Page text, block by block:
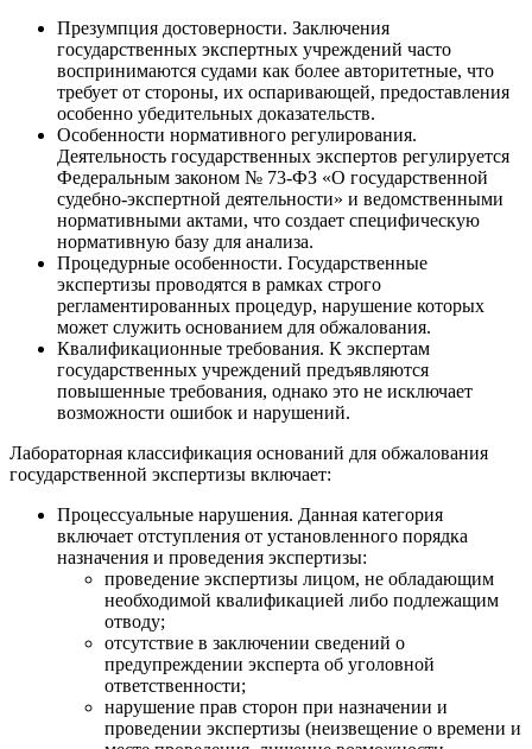
Презумпция достоверности. Заключения
государственных экспертных учреждений часто
воспринимаются судами как более авторитетные, что
требует от стороны, их оспаривающей, предоставления
особенно убедительных доказательств.
Особенности нормативного регулирования.
Деятельность государственных экспертов регулируется
Федеральным законом № 73-ФЗ «О государственной
судебно-экспертной деятельности» и ведомственными
нормативными актами, что создает специфическую
нормативную базу для анализа.
Процедурные особенности. Государственные
экспертизы проводятся в рамках строго
регламентированных процедур, нарушение которых
может служить основанием для обжалования.
Квалификационные требования. К экспертам
государственных учреждений предъявляются
повышенные требования, однако это не исключает
возможности ошибок и нарушений.
Лабораторная классификация оснований для обжалования
государственной экспертизы включает:
Процессуальные нарушения. Данная категория
включает отступления от установленного порядка
назначения и проведения экспертизы:
проведение экспертизы лицом, не обладающим
необходимой квалификацией либо подлежащим
отводу;
отсутствие в заключении сведений о
предупреждении эксперта об уголовной
ответственности;
нарушение прав сторон при назначении и
проведении экспертизы (неизвещение о времени и